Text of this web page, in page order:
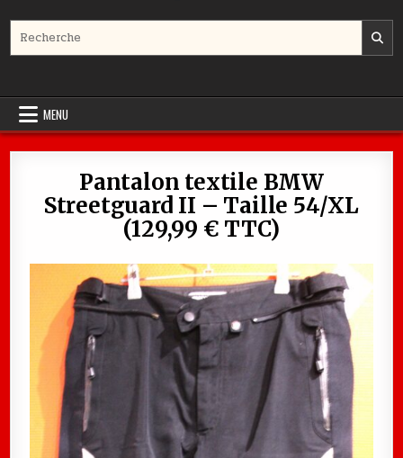
MENU
Pantalon textile BMW
Streetguard II – Taille 54/XL
(129,99 € TTC)